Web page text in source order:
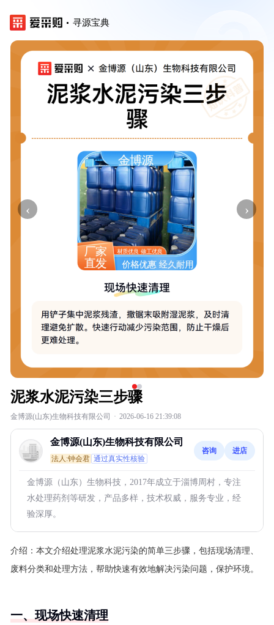
寻源宝典
‹ ›
泥浆水泥污染三步骤
金博源(山东)生物科技有限公司 · 2026-06-16 21:39:08
金博源(山东)生物科技有限公司
法人:钟会君 通过真实性核验
咨询 进店
金博源（山东）生物科技，2017年成立于淄博周村，专注
水处理药剂等研发，产品多样，技术权威，服务专业，经
验深厚。
介绍： 本文介绍处理泥浆水泥污染的简单三步骤，包括现场清理、
废料分类和处理方法，帮助快速有效地解决污染问题，保护环境。
一、现场快速清理